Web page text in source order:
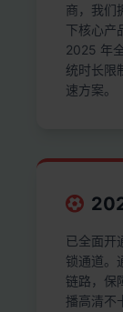
商，我们
下核心产
2025 年
统时长限
速方案。
已全面开
锁通道。
链路，保
播高清不